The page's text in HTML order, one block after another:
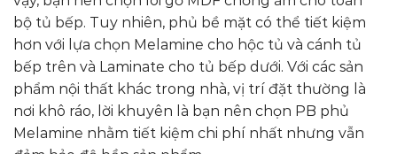
bộ tủ bếp. Tuy nhiên, phủ bề mặt có thể tiết kiệm
hơn với lựa chọn Melamine cho hộc tủ và cánh tủ
bếp trên và Laminate cho tủ bếp dưới. Với các sản
phẩm nội thất khác trong nhà, vị trí đặt thường là
nơi khô ráo, lời khuyên là bạn nên chọn PB phủ
Melamine nhằm tiết kiệm chi phí nhất nhưng vẫn